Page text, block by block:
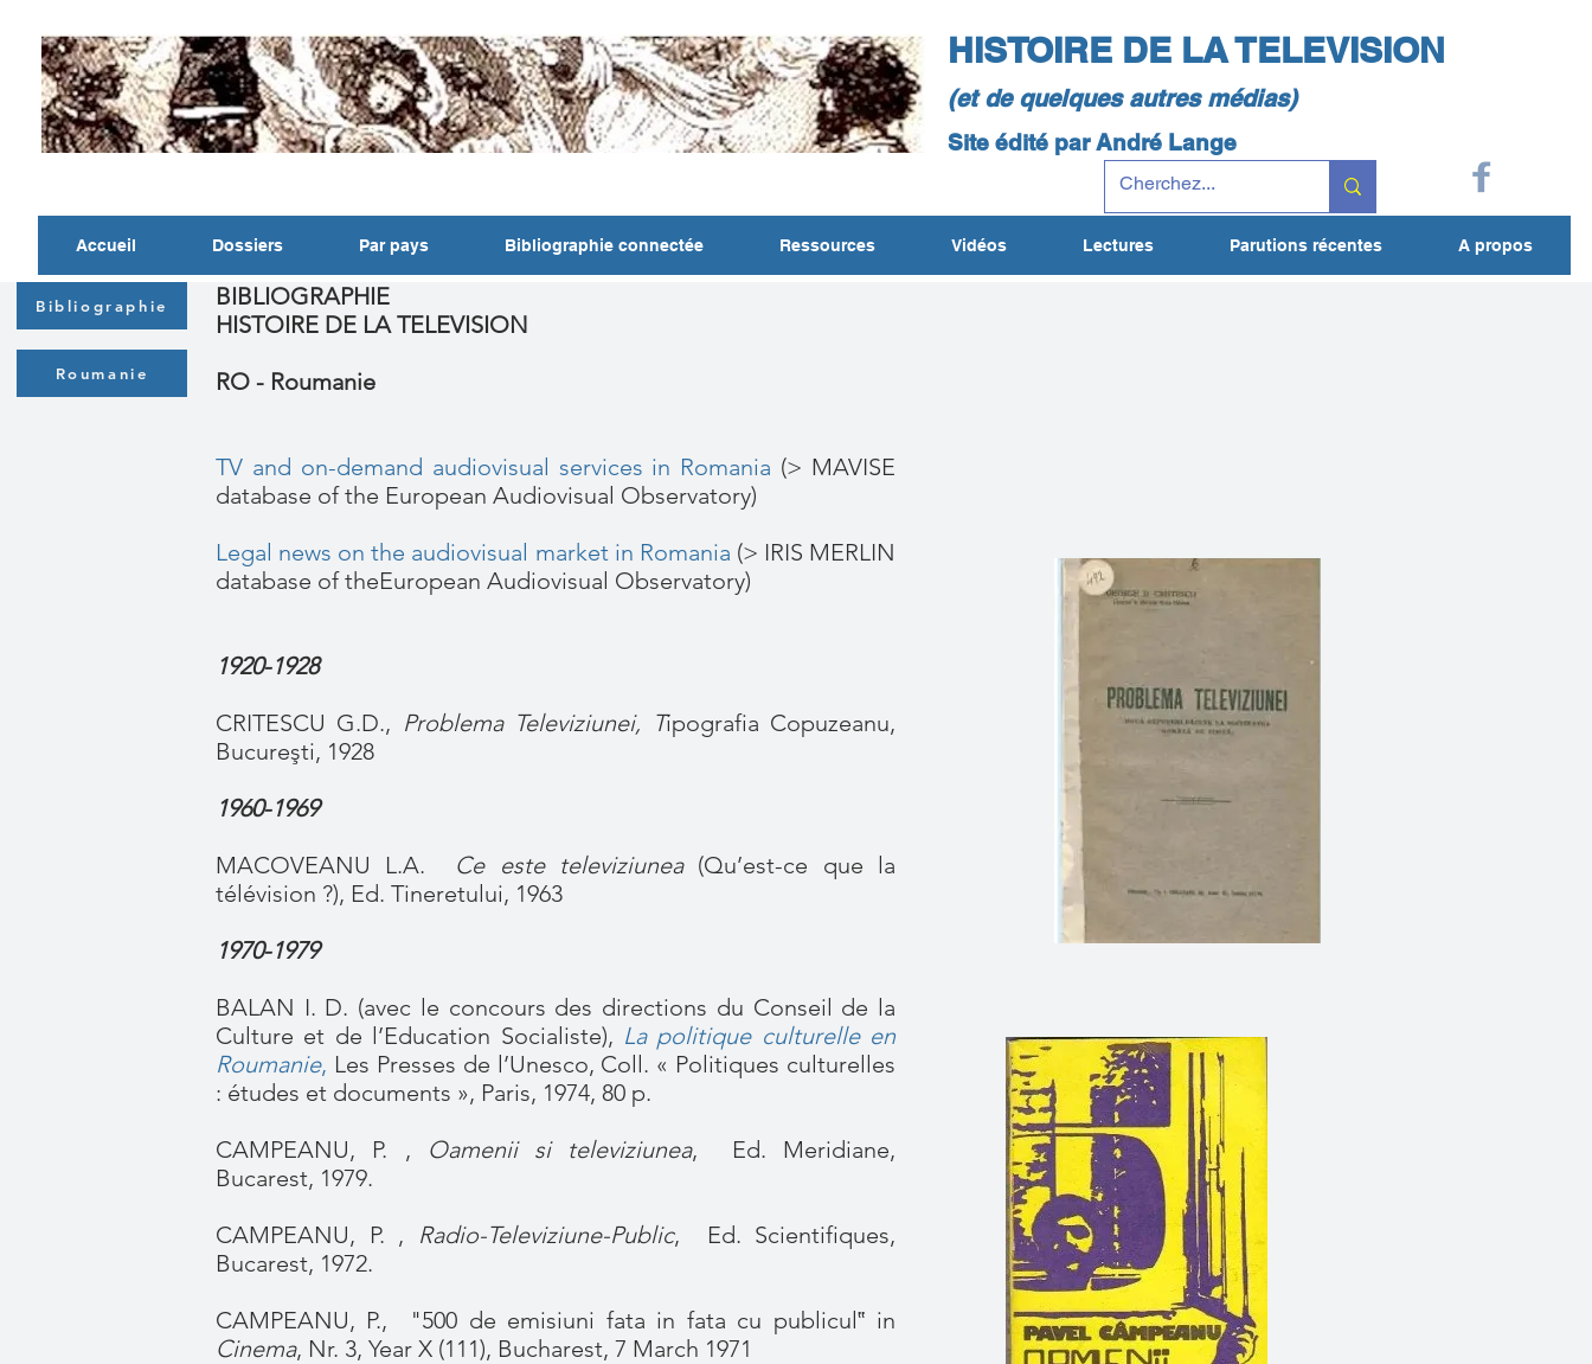
HISTOIRE DE LA TELEVISION
(et de quelques autres médias)
Site édité par André Lange
Accueil Dossiers Par pays Bibliographie connectée Ressources Vidéos Lectures Parutions récentes A propos
Bibliographie
Roumanie
BIBLIOGRAPHIE
HISTOIRE DE LA TELEVISION
RO - Roumanie
TV and on-demand audiovisual services in Romania (> MAVISE
database of the European Audiovisual Observatory)
Legal news on the audiovisual market in Romania (> IRIS MERLIN
database of theEuropean Audiovisual Observatory)
1920-1928
CRITESCU G.D., Problema Televiziunei, Tipografia Copuzeanu,
Bucureşti, 1928
1960-1969
MACOVEANU L.A. Ce este televiziunea (Qu’est-ce que la
télévision ?), Ed. Tineretului, 1963
1970-1979
BALAN I. D. (avec le concours des directions du Conseil de la
Culture et de l’Education Socialiste), La politique culturelle en
Roumanie, Les Presses de l’Unesco, Coll. « Politiques culturelles
: études et documents », Paris, 1974, 80 p.
CAMPEANU, P. , Oamenii si televiziunea, Ed. Meridiane,
Bucarest, 1979.
CAMPEANU, P. ,
Radio-Televiziune-Public, Ed. Scientifiques,
Bucarest, 1972.
CAMPEANU, P., "500 de emisiuni fata in fata cu publicul‟ in
Cinema, Nr. 3, Year X (111), Bucharest, 7 March 1971